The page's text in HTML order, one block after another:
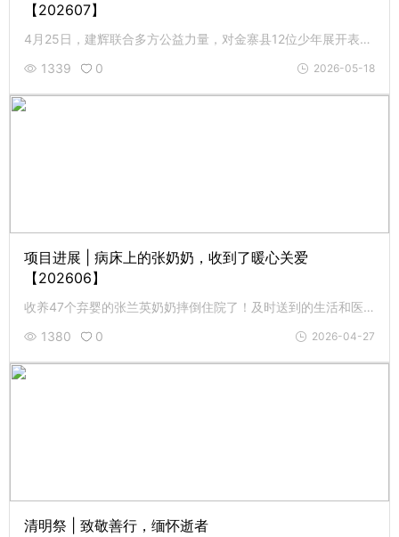
【202607】
4月25日，建辉联合多方公益力量，对金寨县12位少年展开表彰和走访活动。6年的陪伴，孩子们在关爱中健康成长。
1339
0 2026-05-18
项目进展 | 病床上的张奶奶，收到了暖心关爱
【202606】
收养47个弃婴的张兰英奶奶摔倒住院了！及时送到的生活和医疗补助很好地缓解了她的燃眉之急，让她和孩子们非常暖心。
1380
0 2026-04-27
清明祭 | 致敬善行，缅怀逝者